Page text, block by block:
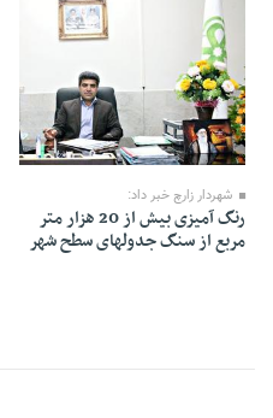
13 Mordad 1395 - 14:09
شهردار زارچ خبر داد:
رنگ آمیزی بیش از 20 هزار متر
مربع از سنگ جدولهای سطح شهر